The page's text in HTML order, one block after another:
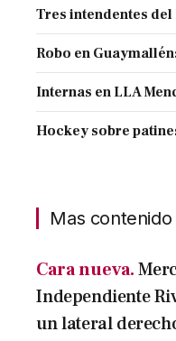
Tres intendentes
Robo en
Internas en LLA
Hockey sobre
Mas contenido
Cara nueva.
Independiente
un lateral